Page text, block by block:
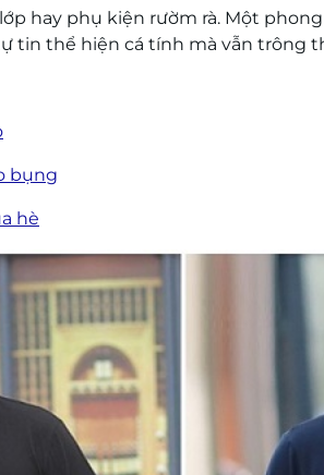
hay phụ kiện rườm rà. Một
tin thể hiện cá tính mà vẫn trông
bụng
hè